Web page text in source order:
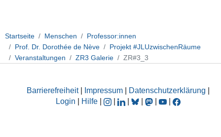
Startseite Menschen
Professor:innen
Prof. Dr. Dorothée de Nève
Projekt #JLUzwischenRäume
Veranstaltungen
ZR3 Galerie ZR#3_3
Barrierefreiheit| Impressum Datenschutzerklärung
Login
Hilfe